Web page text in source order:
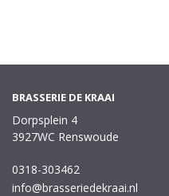
BRASSERIE DE KRAAI
Dorpsplein 4
3927WC Renswoude
0318-303462
info@brasseriedekraai.nl